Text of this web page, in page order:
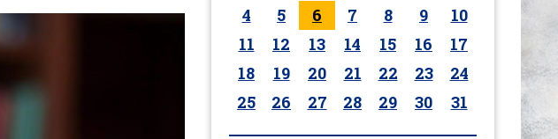
4
5 6 7 8 9
10
11
12 13 14 15 16
17
18
19 20 21 22 23
24
25
26 27 28 29 30 31